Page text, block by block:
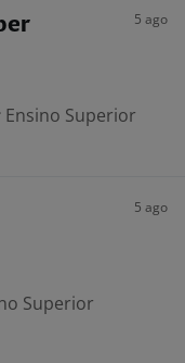
5 ago
Ensino Superior
5 ago
Superior